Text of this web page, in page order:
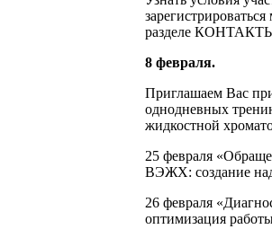
разделе КОНТАКТЫ,
8 февраля.
Приглашаем Вас
однодневных
жидкостной
25 февраля
ВЭЖХ: создание
26 февраля
оптимизация